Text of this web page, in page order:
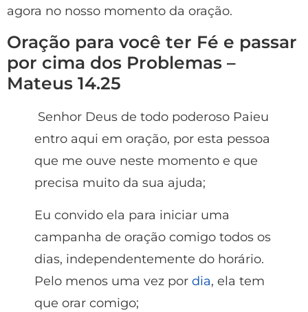
agora no nosso momento da oração.
Oração para você ter Fé e passar
por cima dos Problemas –
Mateus 14.25
Senhor Deus de todo poderoso Paieu
entro aqui em oração, por esta pessoa
que me ouve neste momento e que
precisa muito da sua ajuda;
Eu convido ela para iniciar uma
campanha de oração comigo todos os
dias, independentemente do horário.
Pelo menos uma vez por dia, ela tem
que orar comigo;